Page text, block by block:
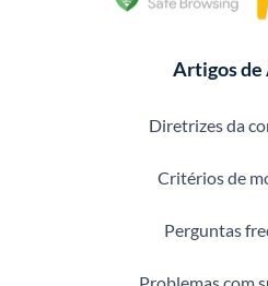
Artigos de
Diretrizes da
Critérios de
Perguntas